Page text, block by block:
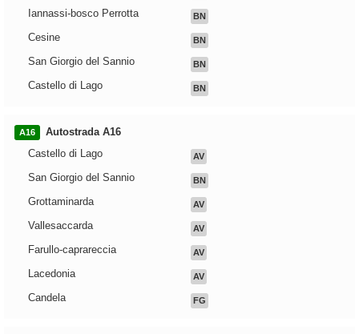
Iannassi-bosco Perrotta BN
Cesine BN
San Giorgio del Sannio BN
Castello di Lago BN
A16
Autostrada A16
Castello di Lago
AV
San Giorgio del Sannio BN
Grottaminarda AV
Vallesaccarda AV
Farullo-caprareccia AV
Lacedonia AV
Candela FG